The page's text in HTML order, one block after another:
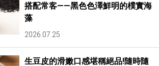
搭配常客——黑色色澤鮮明的樸實海
藻
2026.07.25
生豆皮的滑嫩口感堪稱絕品!隨時隨